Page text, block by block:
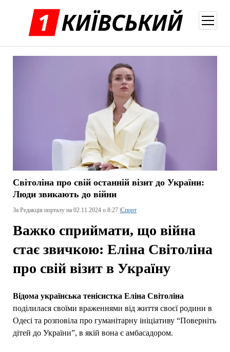
меню
Світоліна про свій останній візит до України:
Люди звикають до війни
За Редакція порталу на 02.11.2024 о 8:27 | Спорт
Важко сприймати, що війна
стає звичкою: Еліна Світоліна
про свій візит в Україну
Відома українська тенісистка Еліна Світоліна
поділилася своїми враженнями від життя своєї родини в
Одесі та розповіла про гуманітарну ініціативу “Поверніть
дітей до України”, в якій вона є амбасадором.